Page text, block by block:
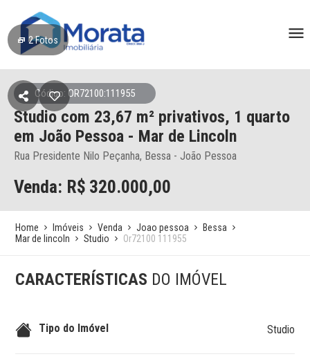
2Fotos
Código: OR72100:111955
Studio com 23,67 m² privativos, 1 quarto
em João Pessoa - Mar de Lincoln
Rua Presidente Nilo Peçanha, Bessa - João Pessoa
Venda: R$ 320.000,00
Home Imóveis Venda Joao pessoa
Bessa
Mar de lincoln
Studio Or72100 111955
CARACTERÍSTICAS DO IMÓVEL
Tipo do Imóvel Studio